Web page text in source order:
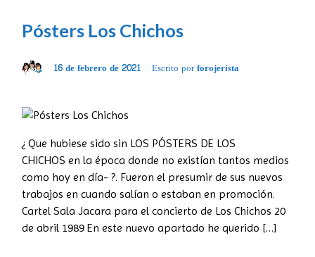
Pósters Los Chichos
16 de febrero de 2021 Escrito porforojerista
¿ Que hubiese sido sin LOS PÓSTERS DE LOS
CHICHOS en la época donde no existían tantos medios
como hoy en día- ?. Fueron el presumir de sus nuevos
trabajos en cuando salían o estaban en promoción.
Cartel Sala Jacara para el concierto de Los Chichos 20
de abril 1989 En este nuevo apartado he querido […]